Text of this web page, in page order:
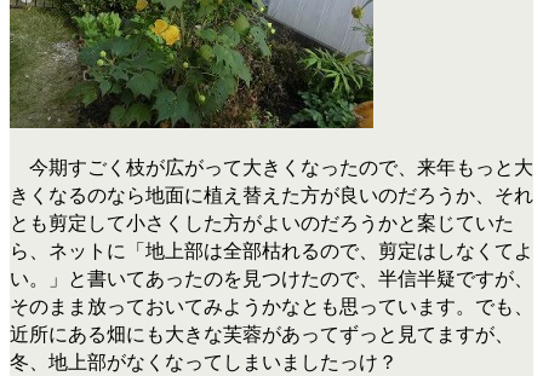
今期すごく枝が広がって大きくなったので、来年もっと大
きくなるのなら地面に植え替えた方が良いのだろうか、それ
とも剪定して小さくした方がよいのだろうかと案じていた
ら、ネットに「地上部は全部枯れるので、剪定はしなくてよ
い。」と書いてあったのを見つけたので、半信半疑ですが、
そのまま放っておいてみようかなとも思っています。でも、
近所にある畑にも大きな芙蓉があってずっと見てますが、
冬、地上部がなくなってしまいましたっけ？